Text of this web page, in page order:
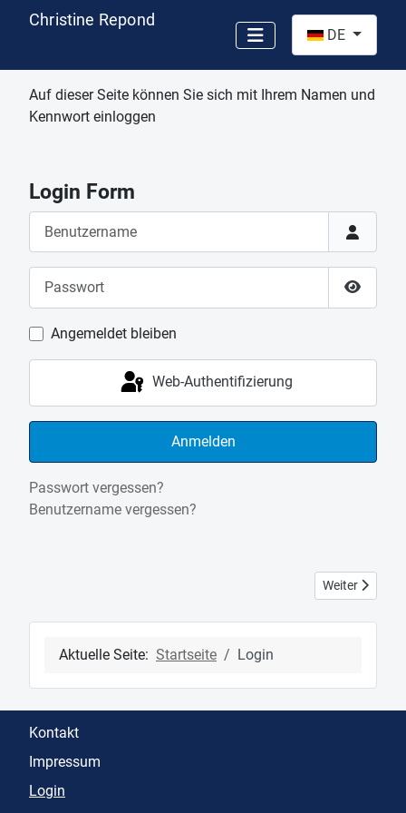
Christine Repond
DE
Auf dieser Seite können Sie sich mit Ihrem Namen und
Kennwort einloggen
Login Form
Angemeldet bleiben
Web-Authentifizierung
Anmelden
Passwort vergessen?
Benutzername vergessen?
Nächster
Weiter
Aktuelle Seite: Startseite Login
Kontakt
Impressum
Login